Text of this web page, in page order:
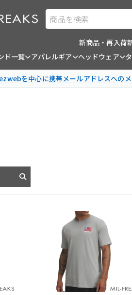
商品を検索
新商品・再入荷
ド一覧
アパレルギア ヘッドウェア
ezwebを中心に携帯メールアドレスへの